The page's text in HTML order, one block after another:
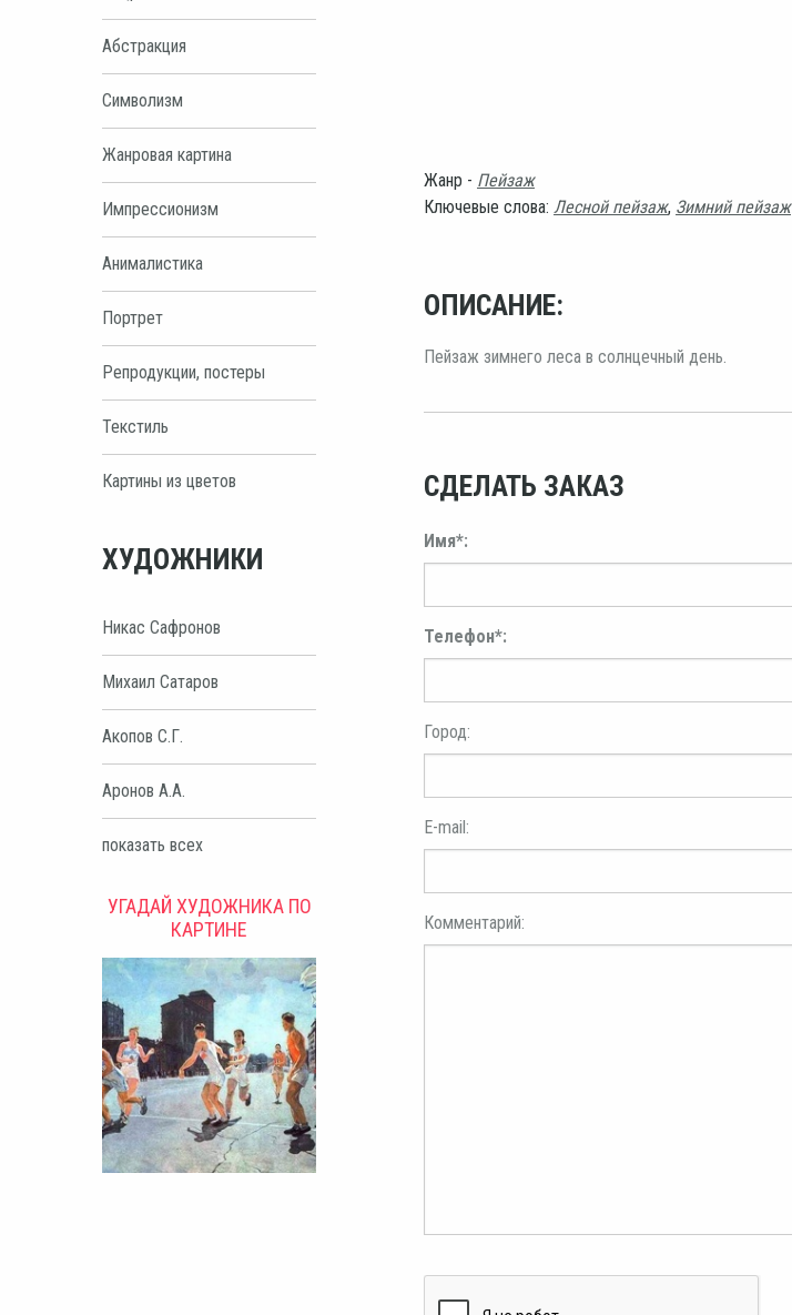
Абстракция
Символизм
Жанровая картина
Импрессионизм
Анималистика
Портрет
Репродукции, постеры
Текстиль
Картины из цветов
ХУДОЖНИКИ
Никас Сафронов
Михаил Сатаров
Акопов С.Г.
Аронов А.А.
показать всех
УГАДАЙ ХУДОЖНИКА ПО
КАРТИНЕ
Жанр - Пейзаж
Ключевые слова: Лесной пейзаж, Зимний пейзаж
ОПИСАНИЕ:
Пейзаж зимнего леса в солнцечный день.
СДЕЛАТЬ ЗАКАЗ
Имя*:
Телефон*:
Город:
E-mail:
Комментарий: